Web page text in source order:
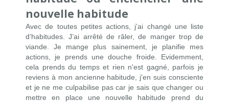
nouvelle habitude
Avec de toutes petites actions, j’ai changé une liste
d’habitudes. J’ai arrêté de râler, de manger trop de
viande. Je mange plus sainement, je planifie mes
actions, je prends une douche froide. Evidemment,
cela prends du temps et rien n'est gagné, parfois je
reviens à mon ancienne habitude, j'en suis consciente
et je ne me culpabilise pas car je sais que changer ou
mettre en place une nouvelle habitude prend du